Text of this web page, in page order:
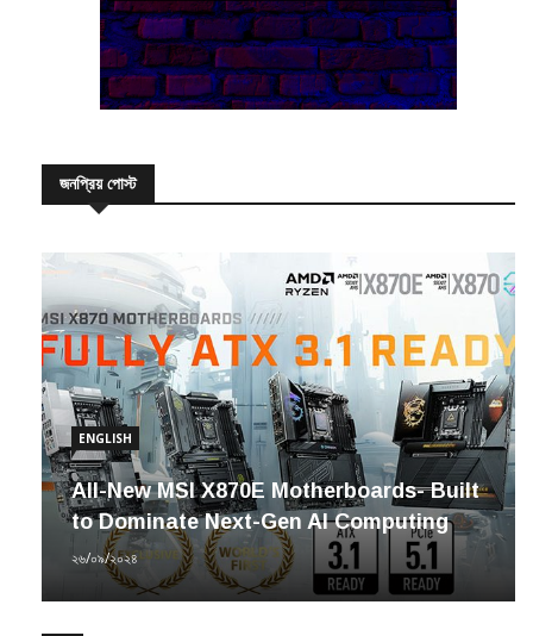
জনপ্রিয় পোস্ট
ENGLISH
All-New MSI X870E Motherboards- Built
to Dominate Next-Gen AI Computing
২৬/০৯/২০২৪